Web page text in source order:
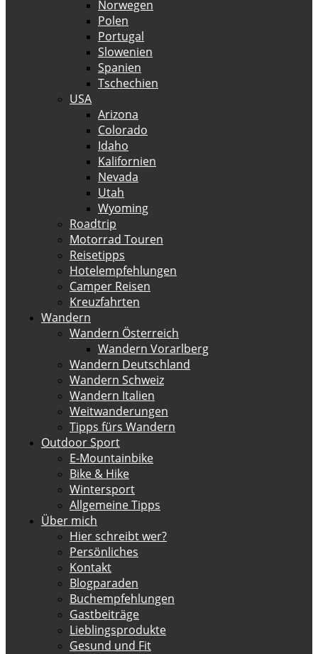
Norwegen
Polen
Portugal
Slowenien
Spanien
Tschechien
USA
Arizona
Colorado
Idaho
Kalifornien
Nevada
Utah
Wyoming
Roadtrip
Motorrad Touren
Reisetipps
Hotelempfehlungen
Camper Reisen
Kreuzfahrten
Wandern
Wandern Österreich
Wandern Vorarlberg
Wandern Deutschland
Wandern Schweiz
Wandern Italien
Weitwanderungen
Tipps fürs Wandern
Outdoor Sport
E-Mountainbike
Bike & Hike
Wintersport
Allgemeine Tipps
Über mich
Hier schreibt wer?
Persönliches
Kontakt
Blogparaden
Buchempfehlungen
Gastbeiträge
Lieblingsprodukte
Gesund und Fit